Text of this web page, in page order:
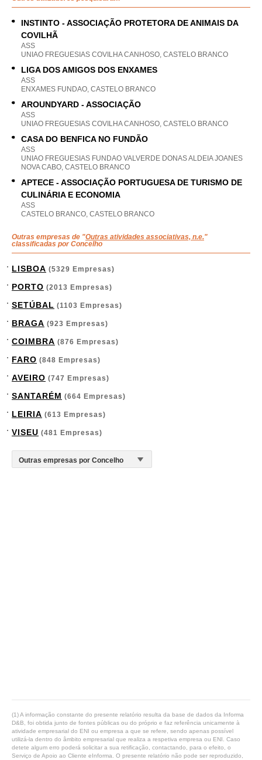
INSTINTO - ASSOCIAÇÃO PROTETORA DE ANIMAIS DA
COVILHÃ
ASS
UNIAO FREGUESIAS COVILHA CANHOSO, CASTELO BRANCO
LIGA DOS AMIGOS DOS ENXAMES
ASS
ENXAMES FUNDAO, CASTELO BRANCO
AROUNDYARD - ASSOCIAÇÃO
ASS
UNIAO FREGUESIAS COVILHA CANHOSO, CASTELO BRANCO
CASA DO BENFICA NO FUNDÃO
ASS
UNIAO FREGUESIAS FUNDAO VALVERDE DONAS ALDEIA JOANES
NOVA CABO, CASTELO BRANCO
APTECE - ASSOCIAÇÃO PORTUGUESA DE TURISMO DE
CULINÁRIA E ECONOMIA
ASS
CASTELO BRANCO, CASTELO BRANCO
Outras empresas de "Outras atividades associativas, n.e."
classificadas por Concelho
LISBOA (5329 Empresas)
PORTO (2013 Empresas)
SETÚBAL (1103 Empresas)
BRAGA (923 Empresas)
COIMBRA (876 Empresas)
FARO (848 Empresas)
AVEIRO (747 Empresas)
SANTARÉM (664 Empresas)
LEIRIA (613 Empresas)
VISEU (481 Empresas)
(1) A informação constante do presente relatório resulta da base de dados da Informa
D&B, foi obtida junto de fontes públicas ou do próprio e faz referência unicamente à
atividade empresarial do ENI ou empresa a que se refere, sendo apenas possível
utilizá-la dentro do âmbito empresarial que realiza a respetiva empresa ou ENI. Caso
detete algum erro poderá solicitar a sua retificação, contactando, para o efeito, o
Serviço de Apoio ao Cliente eInforma. O presente relatório não pode ser reproduzido,